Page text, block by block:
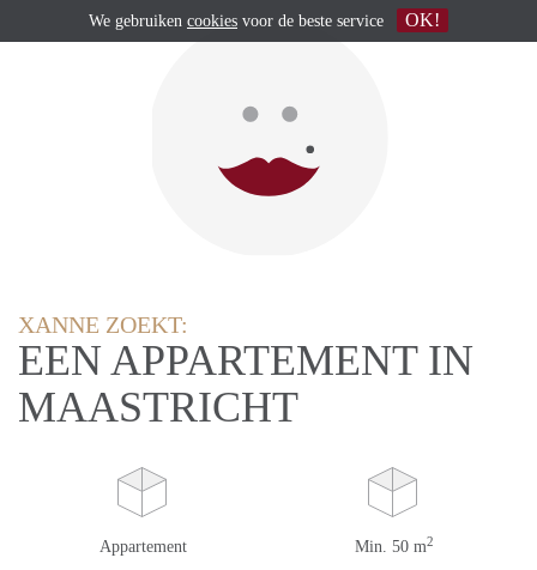
XANNE ZOEKT:
EEN APPARTEMENT IN
MAASTRICHT
Appartement Min. 50 m2
We gebruiken cookies voor de beste service OK!